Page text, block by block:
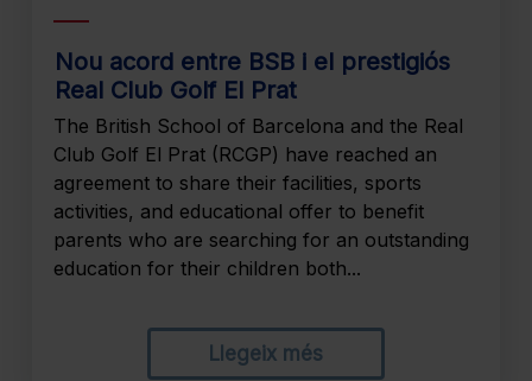
Nou acord entre BSB i el prestigiós
Real Club Golf El Prat
The British School of Barcelona and the Real
Club Golf El Prat (RCGP) have reached an
agreement to share their facilities, sports
activities, and educational offer to benefit
parents who are searching for an outstanding
education for their children both...
Llegeix més